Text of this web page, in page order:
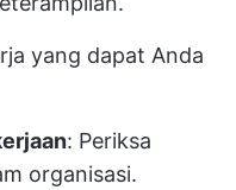
yang dapat Anda
: Periksa
organisasi.